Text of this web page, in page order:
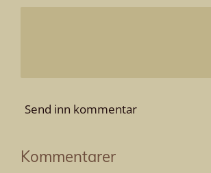
Send inn kommentar
Kommentarer